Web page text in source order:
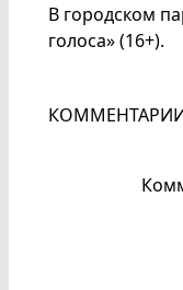
В городском
голоса» (16+).